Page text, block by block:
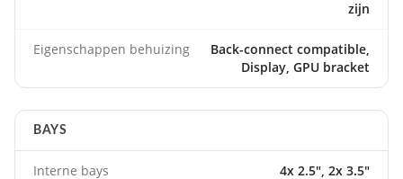
zijn
Eigenschappen behuizing
Back-connect compatible,
Display, GPU bracket
BAYS
Interne bays 4x 2.5", 2x 3.5"